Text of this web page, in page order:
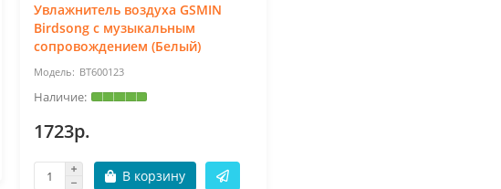
Увлажнитель воздуха GSMIN
Birdsong с музыкальным
сопровождением (Белый)
BT600123
1723р.
В корзину